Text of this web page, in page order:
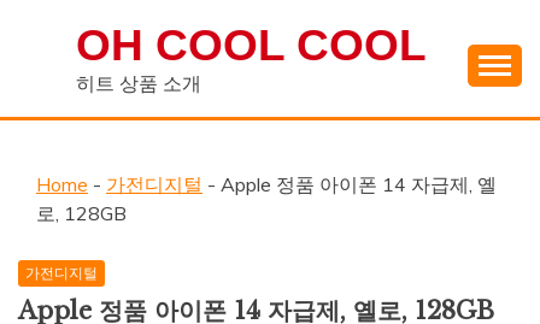
OH COOL COOL
히트 상품 소개
Home - 가전디지털 - Apple 정품 아이폰 14 자급제, 옐
로, 128GB
가전디지털
Apple 정품 아이폰 14 자급제, 옐로, 128GB